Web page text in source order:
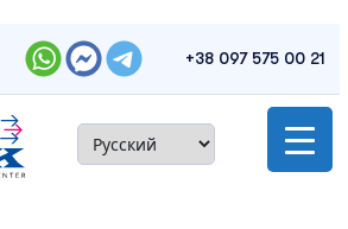
+38 097 575 00 21